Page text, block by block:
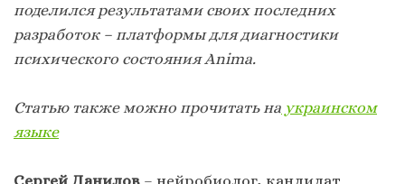
поделился результатами своих последних
разработок – платформы для диагностики
психического состояния Anima.
Статью также можно прочитать на украинском
языке